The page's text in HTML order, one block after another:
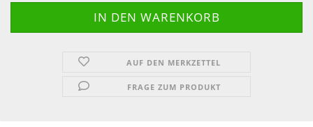
AUF DEN MERKZETTEL
FRAGE ZUM PRODUKT